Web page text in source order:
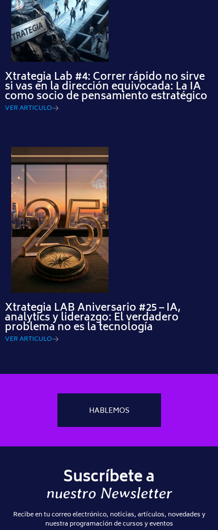
Xtrategia Lab #4: Correr rápido no sirve
si vas en la dirección equivocada: La IA
como socio de pensamiento estratégico
VER ARTICULO
Xtrategia LAB Aniversario #25 – IA,
analytics y liderazgo: El verdadero
problema no es la tecnología
VER ARTICULO
HABLEMOS
Suscríbete a
nuestro Newsletter
Recibe en tu correo electrónico, noticias, artículos, novedades y
nuestra programación de cursos y eventos